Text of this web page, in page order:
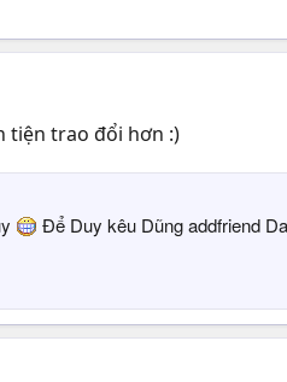
tiện trao đổi hơn :)
Để Duy kêu Dũng addfriend